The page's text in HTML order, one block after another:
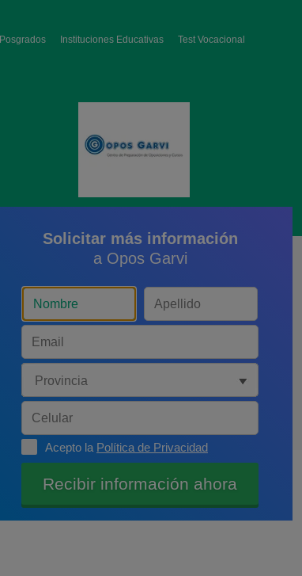
Posgrados Instituciones Educativas Test Vocacional
Solicitar más información
a Opos Garvi
Acepto la Política de Privacidad